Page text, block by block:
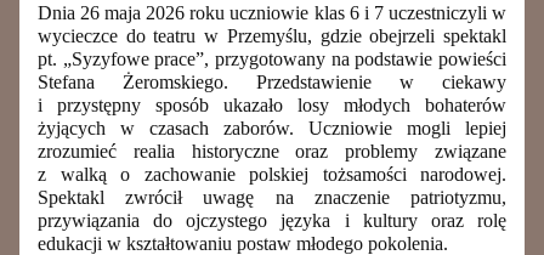
Dnia 26 maja 2026 roku uczniowie klas 6 i 7 uczestniczyli w
wycieczce do teatru w Przemyślu, gdzie obejrzeli spektakl
pt. „Syzyfowe prace”, przygotowany na podstawie powieści
Stefana Żeromskiego. Przedstawienie w ciekawy
i przystępny sposób ukazało losy młodych bohaterów
żyjących w czasach zaborów. Uczniowie mogli lepiej
zrozumieć realia historyczne oraz problemy związane
z walką o zachowanie polskiej tożsamości narodowej.
Spektakl zwrócił uwagę na znaczenie patriotyzmu,
przywiązania do ojczystego języka i kultury oraz rolę
edukacji w kształtowaniu postaw młodego pokolenia.